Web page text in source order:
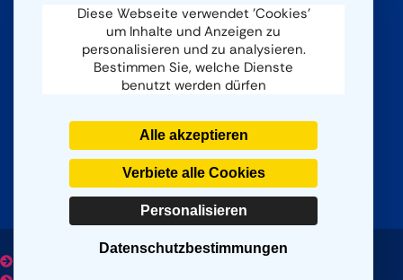
Diese Webseite verwendet 'Cookies'
um Inhalte und Anzeigen zu
personalisieren und zu analysieren.
Bestimmen Sie, welche Dienste
benutzt werden dürfen
Alle akzeptieren
Verbiete alle Cookies
Personalisieren
Datenschutzbestimmungen
Dokumentation
Kontaktieren
Kundendienst
Bei uns mitmachen